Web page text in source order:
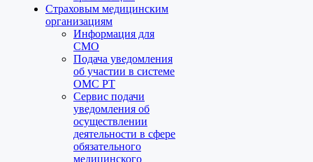
Страховым медицинским
организациям
Информация для
СМО
Подача уведомления
об участии в системе
ОМС РТ
Сервис подачи
уведомления об
осуществлении
деятельности в сфере
обязательного
медицинского